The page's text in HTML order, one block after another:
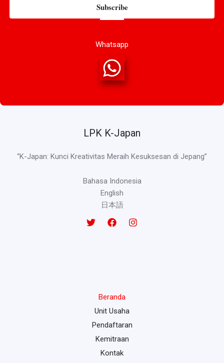
Subscribe
Whatsapp
LPK K-Japan
“K-Japan: Kunci Kreativitas Meraih Kesuksesan di Jepang”
Bahasa Indonesia
English
日本語
Beranda
Unit Usaha
Pendaftaran
Kemitraan
Kontak